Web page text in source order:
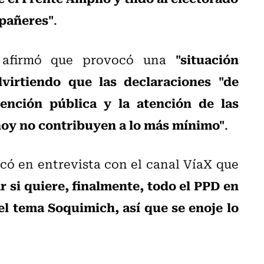
.
que provocó una "situación
que las declaraciones "de
pública y la atención de las
no contribuyen a lo más mínimo".
en entrevista con el canal VíaX que
si quiere, finalmente, todo el PPD en
tema Soquimich, así que se enoje lo